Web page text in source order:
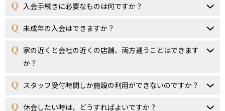
入会手続きに必要なものは何ですか？
未成年の入会はできますか？
家の近くと会社の近くの店舗、両方通うことはできます
か？
スタッフ受付時間しか施設の利用ができないのですか？
休会したい時は、どうすればよいですか？